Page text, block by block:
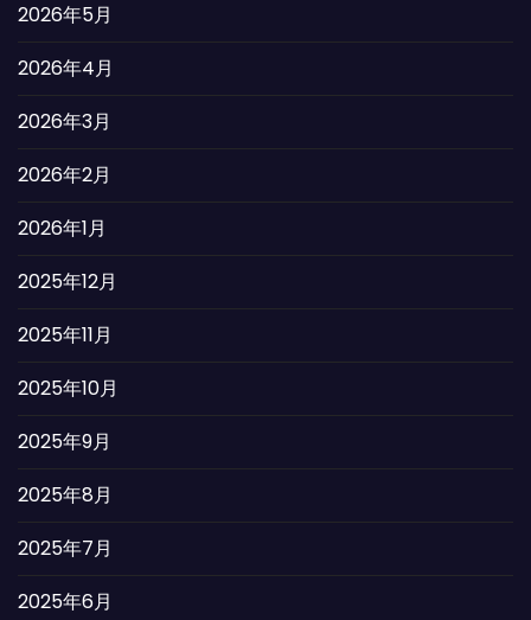
2026年5月
2026年4月
2026年3月
2026年2月
2026年1月
2025年12月
2025年11月
2025年10月
2025年9月
2025年8月
2025年7月
2025年6月